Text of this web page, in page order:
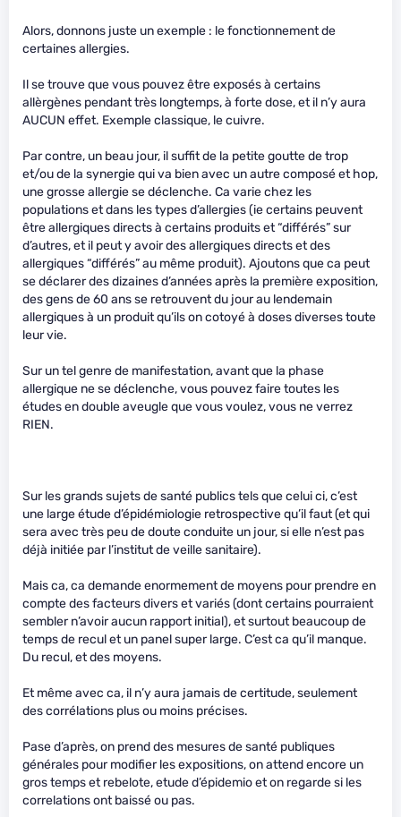
Alors, donnons juste un exemple : le fonctionnement de
certaines allergies.
Il se trouve que vous pouvez être exposés à certains
allèrgènes pendant très longtemps, à forte dose, et il n’y aura
AUCUN effet. Exemple classique, le cuivre.
Par contre, un beau jour, il suffit de la petite goutte de trop
et/ou de la synergie qui va bien avec un autre composé et hop,
une grosse allergie se déclenche. Ca varie chez les
populations et dans les types d’allergies (ie certains peuvent
être allergiques directs à certains produits et “différés” sur
d’autres, et il peut y avoir des allergiques directs et des
allergiques “différés” au même produit). Ajoutons que ca peut
se déclarer des dizaines d’années après la première exposition,
des gens de 60 ans se retrouvent du jour au lendemain
allergiques à un produit qu’ils on cotoyé à doses diverses toute
leur vie.
Sur un tel genre de manifestation, avant que la phase
allergique ne se déclenche, vous pouvez faire toutes les
études en double aveugle que vous voulez, vous ne verrez
RIEN.
Sur les grands sujets de santé publics tels que celui ci, c’est
une large étude d’épidémiologie retrospective qu’il faut (et qui
sera avec très peu de doute conduite un jour, si elle n’est pas
déjà initiée par l’institut de veille sanitaire).
Mais ca, ca demande enormement de moyens pour prendre en
compte des facteurs divers et variés (dont certains pourraient
sembler n’avoir aucun rapport initial), et surtout beaucoup de
temps de recul et un panel super large. C’est ca qu’il manque.
Du recul, et des moyens.
Et même avec ca, il n’y aura jamais de certitude, seulement
des corrélations plus ou moins précises.
Pase d’après, on prend des mesures de santé publiques
générales pour modifier les expositions, on attend encore un
gros temps et rebelote, etude d’épidemio et on regarde si les
correlations ont baissé ou pas.